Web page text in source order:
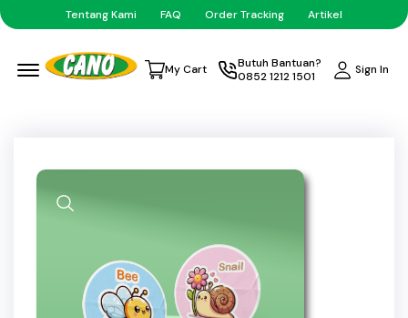
Tentang Kami FAQ Order Tracking Artikel
Menu Open
My Cart
Butuh Bantuan?
0852 1212 1501
Sign In